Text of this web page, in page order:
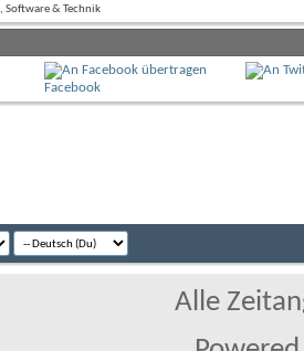
Software & Technik
Facebook
Alle